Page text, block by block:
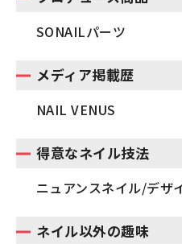
SONAILパーツ
メディア掲載歴
NAIL VENUS
得意なネイル技法
ニュアンスネイル/デザ
ネイル以外の趣味